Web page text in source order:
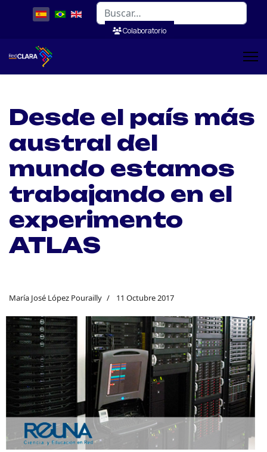
Buscar
Colaboratorio
Desde el país más
austral del
mundo estamos
trabajando en el
experimento
ATLAS
María José López Pourailly 11 Octubre 2017